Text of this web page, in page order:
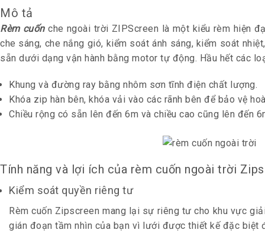
Mô tả
Rèm cuốnche ngoài trời ZIPScreen là một kiểu rèm hiện
che sáng, che nắng gió, kiểm soát ánh sáng, kiểm soát
sẵn dưới dạng vận hành bằng motor tự động. Hầu hết các
Khung và đường ray bằng nhôm sơn tĩnh điện chất lượng.
Khóa zip hàn bên, khóa vải vào các rãnh bên để bảo vệ
Chiều rộng có sẵn lên đến 6m và chiều cao cũng lên đến
Tính năng và lợi ích của rèm cuốn ngoài trời
Kiểm soát quyền riêng tư
Rèm cuốn Zipscreen mang lại sự riêng tư cho khu vực
gián đoạn tầm nhìn của bạn vì lưới được thiết kế đặc biệt